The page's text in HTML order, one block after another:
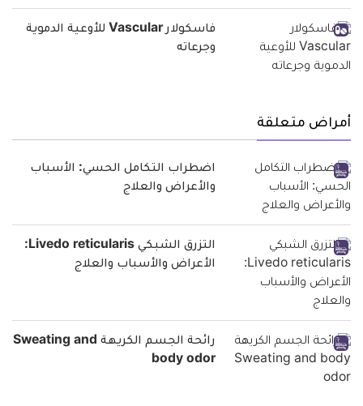
فاسكولار Vascular للأوعية الدموية
وجرعاته
أمراض متعلقة
اضطراب التكامل الحسي: الأسباب
والأعراض والعلاج
التزرق الشبكي Livedo reticularis:
الأعراض والأسباب والعلاج
رائحة الجسم الكريهة Sweating and
body odor